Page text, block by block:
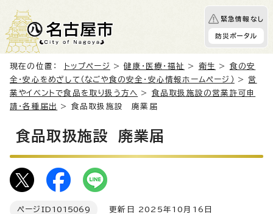
緊急情報なし
防災ポータル
現在の位置： トップページ >健康・医療・福祉 > 衛生 > 食の安
全・安心をめざして（なごや食の安全・安心情報ホームページ）
> 営
業やイベントで食品を取り扱う方へ > 食品取扱施設の営業許可申
請・各種届出
> 食品取扱施設 廃業届
食品取扱施設 廃業届
ページID 1015069 更新日 2025年10月16日